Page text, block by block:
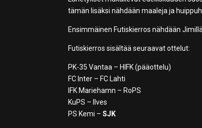
tämän lisäksi nähdään maaleja ja
Ensimmäinen Futiskierros nähdään
Futiskierros sisältää seuraavat ottelut:
PK-35 Vantaa – HIFK (pääottelu)
FC Inter – FC Lahti
IFK Mariehamn – RoPS
KuPS – Ilves
PS Kemi –SJK